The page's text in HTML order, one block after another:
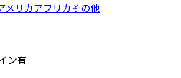
メリカアフリカその他
ン有